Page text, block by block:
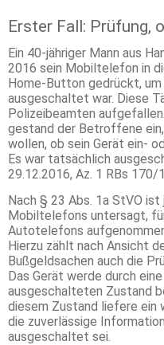
Erster Fall: Prüfung,
Ein 40-jähriger Mann aus
2016 sein Mobiltelefon in
Home-Button gedrückt,
ausgeschaltet war. Diese
Polizeibeamten
gestand der Betroffene
wollen, ob sein Gerät ein-
Es war tatsächlich
29.12.2016, Az. 1 RBs 170/
Nach § 23 Abs. 1a StVO
Mobiltelefons untersagt,
Autotelefons
Hierzu zählt nach Ansicht
Bußgeldsachen auch die
Das Gerät werde durch
ausgeschalteten Zustand
diesem Zustand liefere ein
die zuverlässige
ausgeschaltet sei.